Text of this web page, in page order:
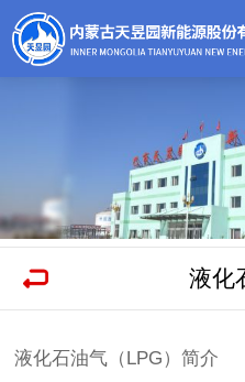
液化
液化石油气（LPG）简介